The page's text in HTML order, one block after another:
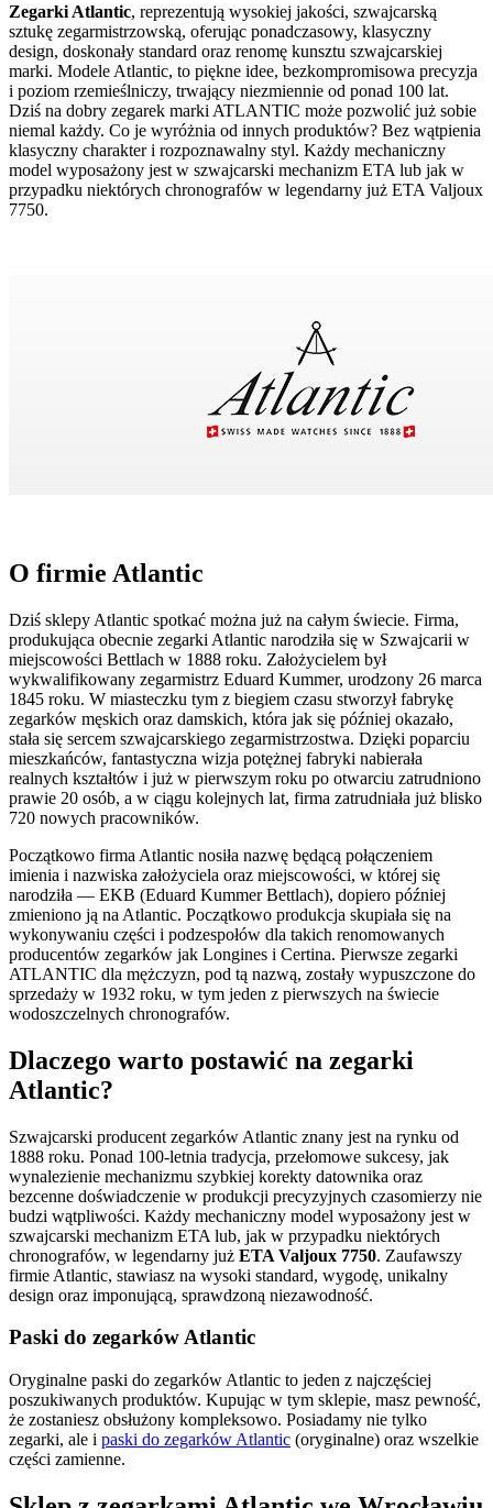
Zegarki Atlantic, reprezentują wysokiej jakości, szwajcarską
sztukę zegarmistrzowską, oferując ponadczasowy, klasyczny
design, doskonały standard oraz renomę kunsztu szwajcarskiej
marki. Modele Atlantic, to piękne idee, bezkompromisowa precyzja
i poziom rzemieślniczy, trwający niezmiennie od ponad 100 lat.
Dziś na dobry zegarek marki ATLANTIC może pozwolić już sobie
niemal każdy. Co je wyróżnia od innych produktów? Bez wątpienia
klasyczny charakter i rozpoznawalny styl. Każdy mechaniczny
model wyposażony jest w szwajcarski mechanizm ETA lub jak w
przypadku niektórych chronografów w legendarny już ETA Valjoux
7750.
O firmie Atlantic
Dziś sklepy Atlantic spotkać można już na całym świecie. Firma,
produkująca obecnie zegarki Atlantic narodziła się w Szwajcarii w
miejscowości Bettlach w 1888 roku. Założycielem był
wykwalifikowany zegarmistrz Eduard Kummer, urodzony 26 marca
1845 roku. W miasteczku tym z biegiem czasu stworzył fabrykę
zegarków męskich oraz damskich, która jak się później okazało,
stała się sercem szwajcarskiego zegarmistrzostwa. Dzięki poparciu
mieszkańców, fantastyczna wizja potężnej fabryki nabierała
realnych kształtów i już w pierwszym roku po otwarciu zatrudniono
prawie 20 osób, a w ciągu kolejnych lat, firma zatrudniała już blisko
720 nowych pracowników.
Początkowo firma Atlantic nosiła nazwę będącą połączeniem
imienia i nazwiska założyciela oraz miejscowości, w której się
narodziła — EKB (Eduard Kummer Bettlach), dopiero później
zmieniono ją na Atlantic. Początkowo produkcja skupiała się na
wykonywaniu części i podzespołów dla takich renomowanych
producentów zegarków jak Longines i Certina. Pierwsze zegarki
ATLANTIC dla mężczyzn, pod tą nazwą, zostały wypuszczone do
sprzedaży w 1932 roku, w tym jeden z pierwszych na świecie
wodoszczelnych chronografów.
Dlaczego warto postawić na zegarki
Atlantic?
Szwajcarski producent zegarków Atlantic znany jest na rynku od
1888 roku. Ponad 100-letnia tradycja, przełomowe sukcesy, jak
wynalezienie mechanizmu szybkiej korekty datownika oraz
bezcenne doświadczenie w produkcji precyzyjnych czasomierzy nie
budzi wątpliwości. Każdy mechaniczny model wyposażony jest w
szwajcarski mechanizm ETA lub, jak w przypadku niektórych
chronografów, w legendarny już ETA Valjoux 7750. Zaufawszy
firmie Atlantic, stawiasz na wysoki standard, wygodę, unikalny
design oraz imponującą, sprawdzoną niezawodność.
Paski do zegarków Atlantic
Oryginalne paski do zegarków Atlantic to jeden z najczęściej
poszukiwanych produktów. Kupując w tym sklepie, masz pewność,
że zostaniesz obsłużony kompleksowo. Posiadamy nie tylko
zegarki, ale i paski do zegarków Atlantic (oryginalne) oraz wszelkie
części zamienne.